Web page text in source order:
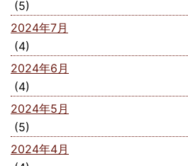
(5)
2024年7月
(4)
2024年6月
(4)
2024年5月
(5)
2024年4月